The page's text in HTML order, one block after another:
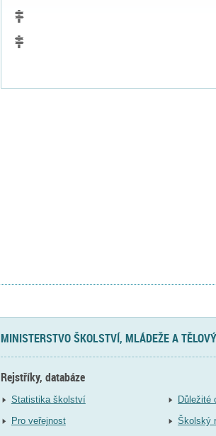
MINISTERSTVO ŠKOLSTVÍ, MLÁDEŽE A
Rejstříky, databáze
Statistika školství
Pro veřejnost
Důležité
Školský